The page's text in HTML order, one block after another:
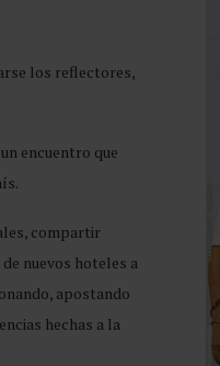
los reflectores,
encuentro que
compartir
nuevos hoteles a
apostando
hechas a la